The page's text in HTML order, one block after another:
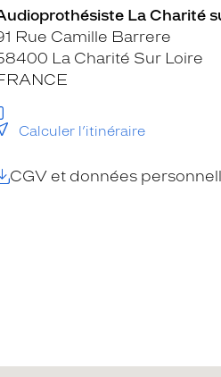
La Charité
Rue Camille Barrere
La Charité Sur Loire
Calculer l’itinéraire
CGV et données